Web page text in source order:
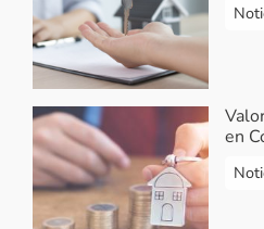
Braillan Alvarado
aprobado pero no e podido
viviendo con mi
2022-08-10 13:31:15
Ya te ho un crédito
podido conseguir
en